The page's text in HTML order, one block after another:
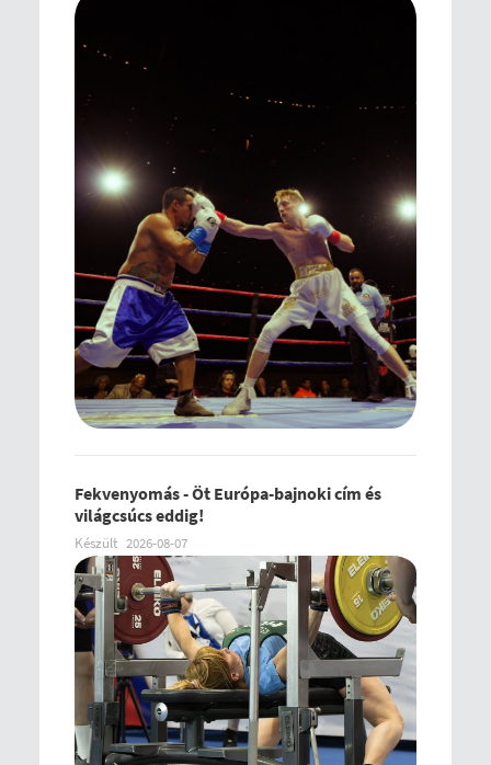
Fekvenyomás - Öt Európa-bajnoki cím és
világcsúcs eddig!
Készült 2026-08-07